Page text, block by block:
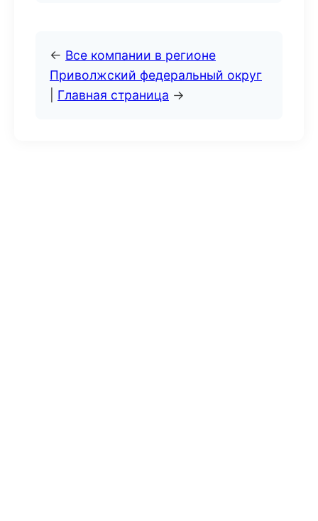
← Все компании в регионе
Приволжский федеральный округ
Главная страница →